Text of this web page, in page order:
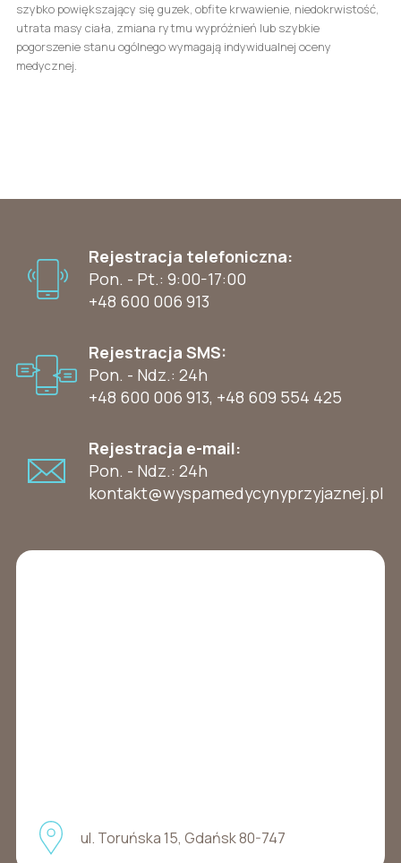
szybko powiększający się guzek, obfite krwawienie, niedokrwistość,
utrata masy ciała, zmiana rytmu wypróżnień lub szybkie
pogorszenie stanu ogólnego wymagają indywidualnej oceny
medycznej.
Rejestracja telefoniczna:
Pon. - Pt.: 9:00-17:00
+48 600 006 913
Rejestracja SMS:
Pon. - Ndz.: 24h
+48 600 006 913, +48 609 554 425
Rejestracja e-mail:
Pon. - Ndz.: 24h
kontakt@wyspamedycynyprzyjaznej.pl
ul. Toruńska 15, Gdańsk 80-747